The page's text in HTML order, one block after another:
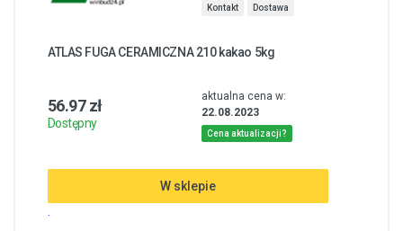
Kontakt Dostawa
ATLAS FUGA CERAMICZNA 210 kakao 5kg
56.97 zł
Dostępny
aktualna cena w:
22.08.2023
Cena aktualizacji?
W sklepie
.